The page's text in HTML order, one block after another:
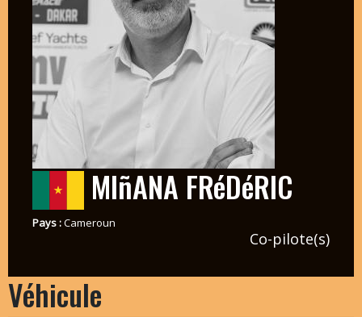
MIñANA FRéDéRIC
Pays :Cameroun
Co-pilote(s)
Véhicule